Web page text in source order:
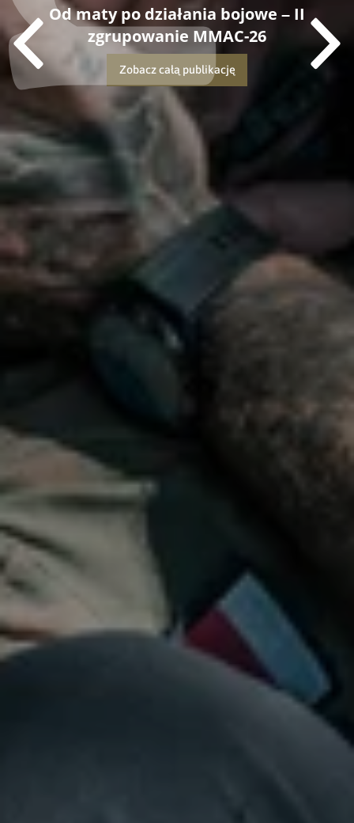
Od maty po działania bojowe – II
zgrupowanie MMAC-26
Zobacz całą publikację
Dowiedz się więcej o tej publikacji